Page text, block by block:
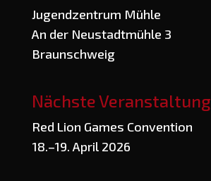
Jugend­zen­trum Mühle
An der Neu­stadt­müh­le 3
Braunschweig
Nächste Veranstaltung
Red Lion Games Convention
18.–19. April 2026